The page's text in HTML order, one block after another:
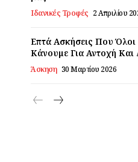
Ιδανικές Τροφές 2 Απριλίου
Επτά Ασκήσεις Που
Κάνουμε Για Αντοχή
Άσκηση 30 Μαρτίου 2026